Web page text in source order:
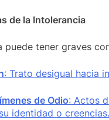
de la Intolerancia
puede tener graves
: Trato desigual hacia
de Odio: Actos
identidad o creencias.